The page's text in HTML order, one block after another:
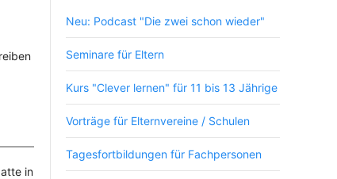
in
Neu: Podcast "Die zwei schon wieder"
Seminare für Eltern
Kurs "Clever lernen" für 11 bis 13 Jährige
Vorträge für Elternvereine / Schulen
Tagesfortbildungen für Fachpersonen